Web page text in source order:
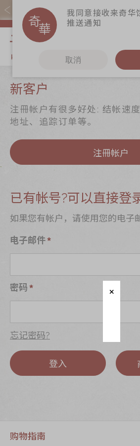
购物满$368(折扣后)即免
关于奇华
奇华传奇
最新推广
商务销售
奇华网志
奇华饼食
贺年食品
手信礼品
时令食品
FRIENDS礼盒
所有产品
产品价目表
EN 繁體
已有帐号?可以直接登
如果您有帐户，请使用您的电子
电子邮件
密码
登入
忘记密码?
新客户
注冊帐户有很多好处: 结帐速
地址、追踪订单等。
注冊帐户
购物指南
我同意接收来奇华
推送通知
取消